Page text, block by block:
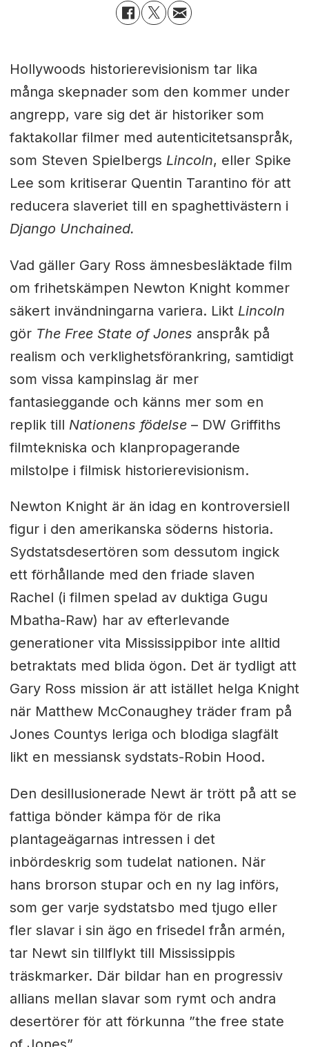
Hollywoods historierevisionism tar lika
många skepnader som den kommer under
angrepp, vare sig det är historiker som
faktakollar filmer med autenticitetsanspråk,
som Steven Spielbergs Lincoln, eller Spike
Lee som kritiserar Quentin Tarantino för att
reducera slaveriet till en spaghettivästern i
Django Unchained.
Vad gäller Gary Ross ämnesbesläktade film
om frihetskämpen Newton Knight kommer
säkert invändningarna variera. Likt Lincoln
gör The Free State of Jones anspråk på
realism och verklighetsförankring, samtidigt
som vissa kampinslag är mer
fantasieggande och känns mer som en
replik till Nationens födelse– DW Griffiths
filmtekniska och klanpropagerande
milstolpe i filmisk historierevisionism.
Newton Knight är än idag en kontroversiell
figur i den amerikanska söderns historia.
Sydstatsdesertören som dessutom ingick
ett förhållande med den friade slaven
Rachel (i filmen spelad av duktiga Gugu
Mbatha-Raw) har av efterlevande
generationer vita Mississippibor inte alltid
betraktats med blida ögon. Det är tydligt att
Gary Ross mission är att istället helga Knight
när Matthew McConaughey träder fram på
Jones Countys leriga och blodiga slagfält
likt en messiansk sydstats-Robin Hood.
Den desillusionerade Newt är trött på att se
fattiga bönder kämpa för de rika
plantageägarnas intressen i det
inbördeskrig som tudelat nationen. När
hans brorson stupar och en ny lag införs,
som ger varje sydstatsbo med tjugo eller
fler slavar i sin ägo en frisedel från armén,
tar Newt sin tillflykt till Mississippis
träskmarker. Där bildar han en progressiv
allians mellan slavar som rymt och andra
desertörer för att förkunna ”the free state